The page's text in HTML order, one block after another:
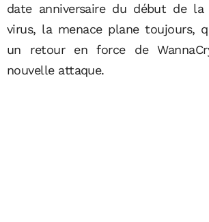
date anniversaire du début de la
virus, la menace plane toujours,
un retour en force de
nouvelle attaque.